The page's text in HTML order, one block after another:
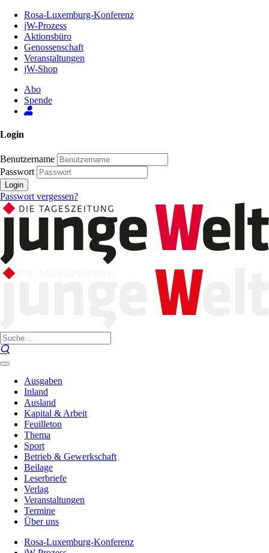
Inhalt
Seite
Rosa-Luxemburg-Konferenz
jW-Prozess
Aktionsbüro
Genossenschaft
Veranstaltungen
jW-Shop
Abo
Spende
Login
Benutzername
Passwort
Login
Passwort vergessen?
Ausgaben
Inland
Ausland
Kapital & Arbeit
Feuilleton
Thema
Sport
Betrieb & Gewerkschaft
Beilage
Leserbriefe
Verlag
Veranstaltungen
Termine
Über uns
Rosa-Luxemburg-Konferenz